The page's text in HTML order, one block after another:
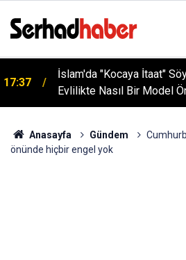
17:37
İslam'da "Kocaya İtaat"
Evlilikte Nasıl Bir Model
Anasayfa Gündem
önünde hiçbir engel yok